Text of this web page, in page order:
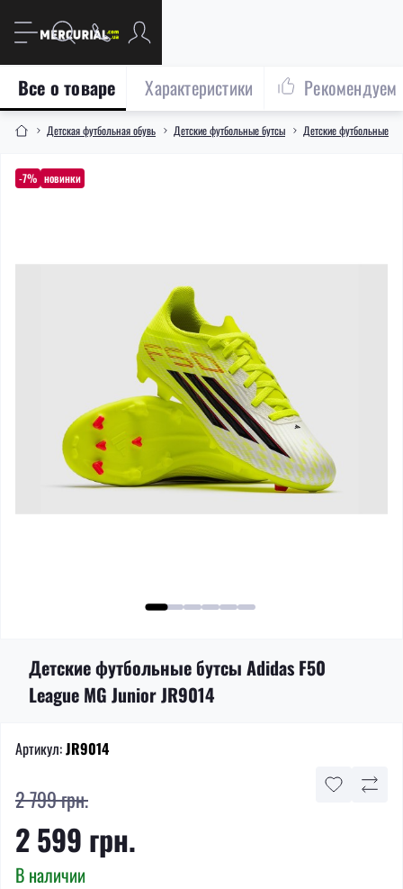
Детская футбольная обувь Детские футбольные бутсы Детские футбольные
Все о товаре Характеристики Рекомендуем
-7% новинки
Детские футбольные бутсы Adidas F50
League MG Junior JR9014
Артикул:JR9014
2 799 грн.
2 599 грн.
В наличии